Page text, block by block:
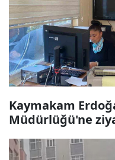
Kaymakam
Müdürlüğü'ne